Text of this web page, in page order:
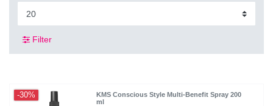
Filter
-30%
KMS Conscious Style Multi-Benefit Spray 200
ml